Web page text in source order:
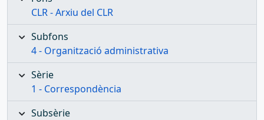
CLR - Arxiu del CLR
Subfons
4 - Organització administrativa
Sèrie
1 - Correspondència
Subsèrie